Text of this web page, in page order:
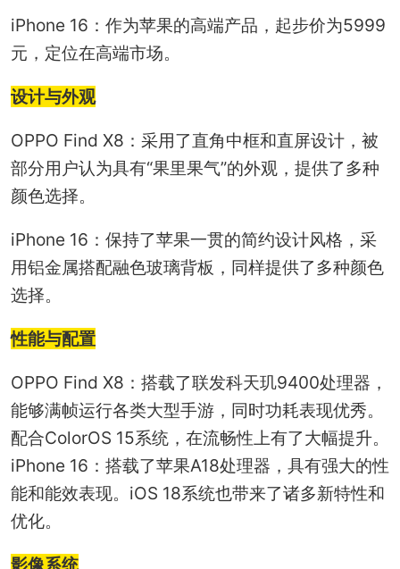
iPhone 16：作为苹果的高端产品，起步价为5999
元，定位在高端市场。
设计与外观
OPPO Find X8：采用了直角中框和直屏设计，被
部分用户认为具有“果里果气”的外观，提供了多种
颜色选择。
iPhone 16：保持了苹果一贯的简约设计风格，采
用铝金属搭配融色玻璃背板，同样提供了多种颜色
选择。
性能与配置
OPPO Find X8：搭载了联发科天玑9400处理器，
能够满帧运行各类大型手游，同时功耗表现优秀。
配合ColorOS 15系统，在流畅性上有了大幅提升。
iPhone 16：搭载了苹果A18处理器，具有强大的性
能和能效表现。iOS 18系统也带来了诸多新特性和
优化。
影像系统